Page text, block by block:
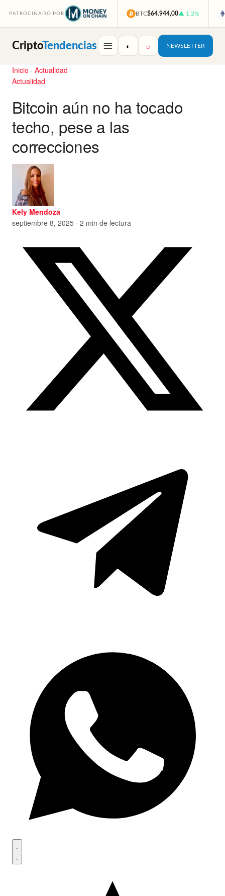
PATROCINADO POR BTC$64.944,00▲ 1,2%
CriptoTendencias ◐ ⌕ NEWSLETTER
Inicio · Actualidad
Actualidad
Bitcoin aún no ha tocado
techo, pese a las
correcciones
Kely Mendoza
septiembre 8, 2025 · 2 min de lectura